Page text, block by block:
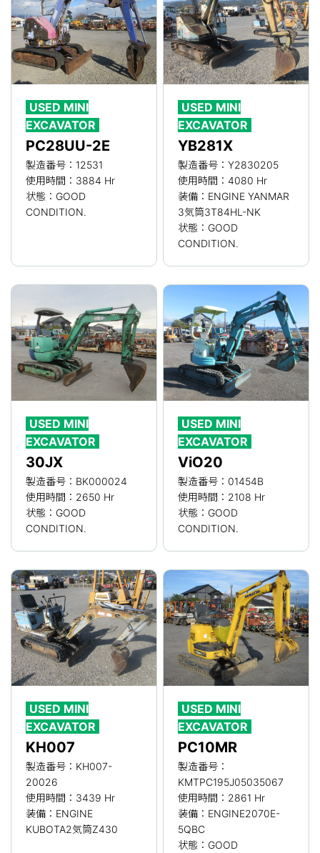
USED MINI
EXCAVATOR
PC28UU-2E
製造番号：12531
使用時間：3884 Hr
状態：GOOD
CONDITION.
USED MINI
EXCAVATOR
YB281X
製造番号：Y2830205
使用時間：4080 Hr
装備：ENGINE YANMAR
3気筒3T84HL-NK
状態：GOOD
CONDITION.
USED MINI
EXCAVATOR
30JX
製造番号：BK000024
使用時間：2650 Hr
状態：GOOD
CONDITION.
USED MINI
EXCAVATOR
ViO20
製造番号：01454B
使用時間：2108 Hr
状態：GOOD
CONDITION.
USED MINI
EXCAVATOR
KH007
製造番号：KH007-
20026
使用時間：3439 Hr
装備：ENGINE
KUBOTA2気筒Z430
USED MINI
EXCAVATOR
PC10MR
製造番号：
KMTPC195J05035067
使用時間：2861 Hr
装備：ENGINE2070E-
5QBC
状態：GOOD